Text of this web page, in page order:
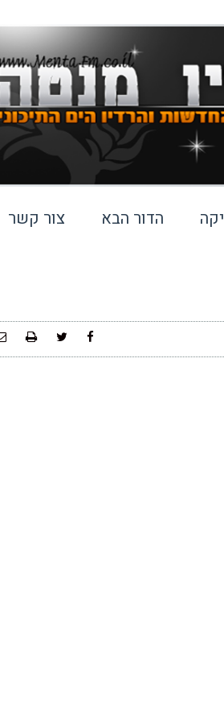
הדור הבא צור קשר